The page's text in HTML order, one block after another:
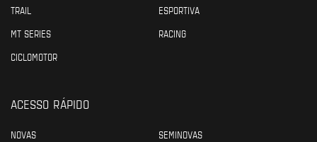
TRAIL
ESPORTIVA
MT SERIES
RACING
CICLOMOTOR
ACESSO RÁPIDO
NOVAS
SEMINOVAS